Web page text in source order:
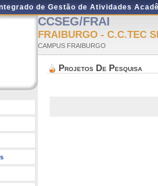
de Gestão de Atividades
CCSEG/FRAI
FRAIBURGO - C.C.TEC
CAMPUS FRAIBURGO
Projetos De Pesquisa